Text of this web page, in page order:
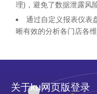
理)，避免了数据泄露风
通过自定义报表仪表
晰有效的分析各门店各维
关于ku网页版登录